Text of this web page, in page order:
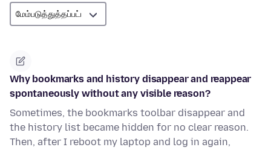
Why bookmarks and history disappear and reappear
spontaneously without any visible reason?
Sometimes, the bookmarks toolbar disappear and
the history list became hidden for no clear reason.
Then, after I reboot my laptop and log in again,